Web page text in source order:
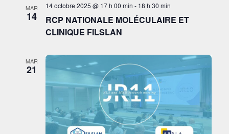
MAR
14
14 octobre 2025 @ 17 h 00 min - 18 h 30 min
RCP NATIONALE MOLÉCULAIRE ET
CLINIQUE FILSLAN
MAR
21